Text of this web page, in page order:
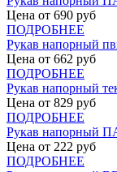
Цена от 690 руб
ПОДРОБНЕЕ
Рукав напорный
Цена от 662 руб
ПОДРОБНЕЕ
Рукав напорный
Цена от 829 руб
ПОДРОБНЕЕ
Рукав напорный
Цена от 222 руб
ПОДРОБНЕЕ